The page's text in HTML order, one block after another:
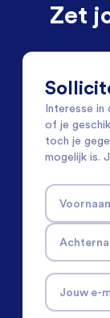
Zet
Interesse in
of je
toch je
mogelijk is.
Jouw e-